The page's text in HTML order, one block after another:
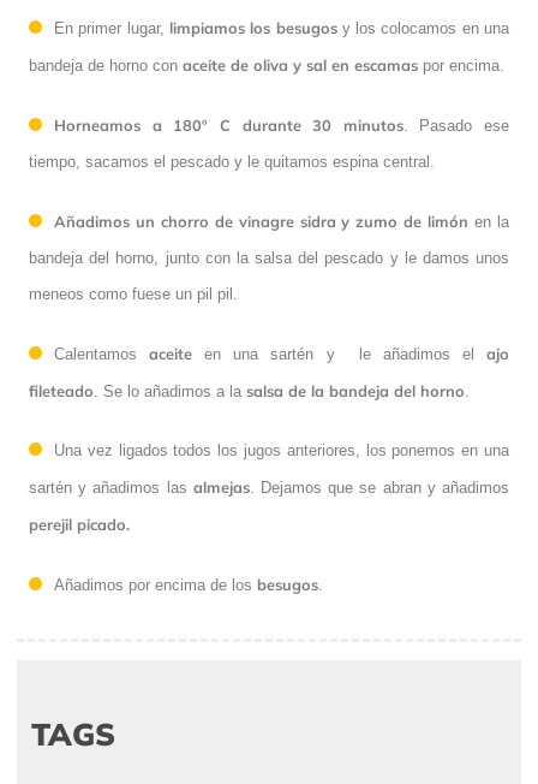
En primer lugar, limpiamos los besugosy los colocamos en una
bandeja de horno con aceite de oliva y sal en escamas por encima.
Horneamos a 180º C durante 30 minutos. Pasado ese
tiempo, sacamos el pescado y le quitamos espina central.
Añadimos un chorro de vinagre sidra y zumo de limón en la
bandeja del horno, junto con la salsa del pescado y le damos unos
meneos como fuese un pil pil.
Calentamosaceiteen una sartén y le añadimos elajo
fileteado . Se lo añadimos a la salsa de la bandeja del horno
Una vez ligados todos los jugos anteriores, los ponemos en una
sartén y añadimos las almejas. Dejamos que se abran y añadimos
perejil picado.
Añadimos por encima de los besugos
TAGS